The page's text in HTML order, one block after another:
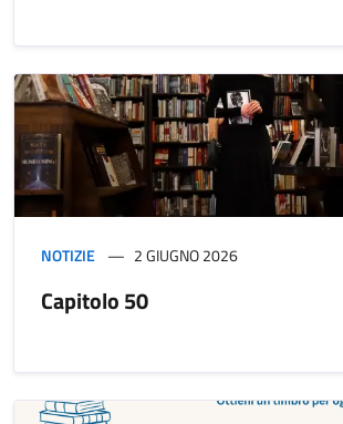
NOTIZIE 2 GIUGNO 2026
Capitolo 50